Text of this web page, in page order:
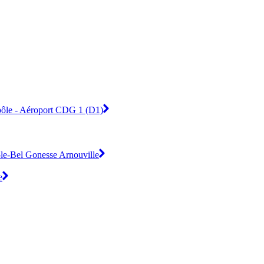
- Aéroport CDG 1 (D1)
Bel Gonesse Arnouville